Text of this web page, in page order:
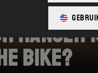
hanger
bike?